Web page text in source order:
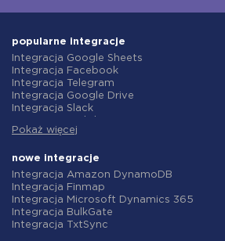
popularne integracje
Integracja Google Sheets
Integracja Facebook
Integracja Telegram
Integracja Google Drive
Integracja Slack
Integracja Gmail
Integracja ClickUp
Integracja Airtable
Integracja Google Contacts
Integracja OpenAI (ChatGPT)
Integracja Instagram
Integracja ActiveCampaign
Pokaż więcej
nowe integracje
Integracja Amazon DynamoDB
Integracja Finmap
Integracja Microsoft Dynamics 365
Integracja BulkGate
Integracja TxtSync